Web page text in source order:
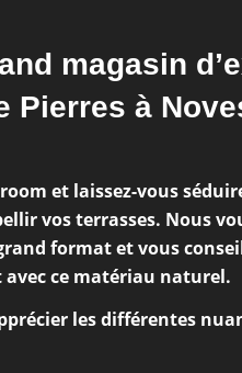
magasin
Pierres à
et laissez-vous
vos terrasses. Nous
format et vous
avec ce matériau naturel.
les différentes